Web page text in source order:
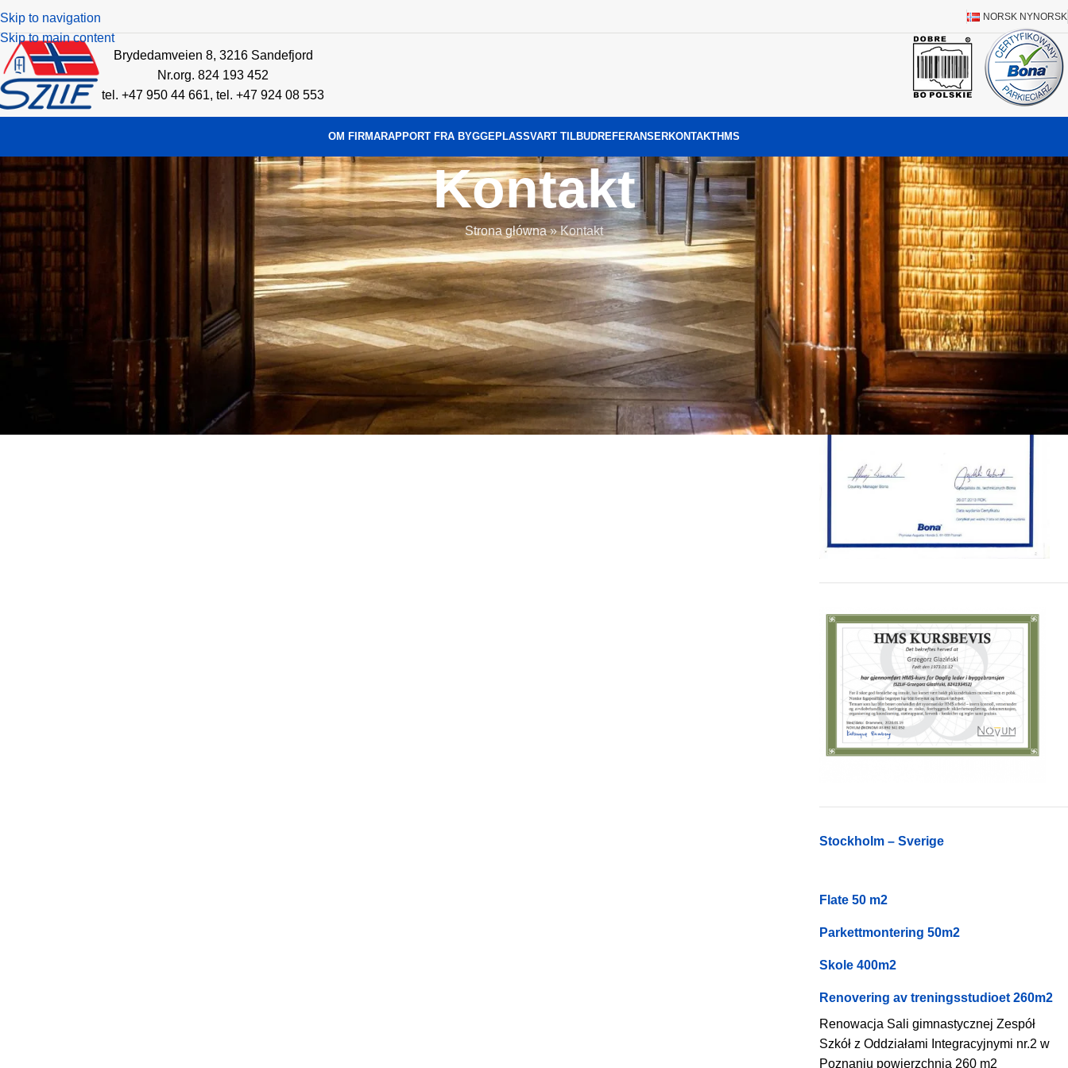
Skip to navigation
Skip to main content
NORSK NYNORSK
Brydedamveien 8, 3216 Sandefjord
Nr.org. 824 193 452
tel. +47 950 44 661, tel. +47 924 08 553
OM FIRMARAPPORT FRA BYGGEPLASSVART TILBUDREFERANSERKONTAKTHMS
Kontakt
Strona główna»Kontakt
SZLIF
Grzegorz Glaziński
Brydedamveien 8
3216 Sandefjord
Nr.org. 824 193 452
tel. +47 950 44 661
szlif@onet.pl
e-mail:
ste-var@online.com
Stockholm – Sverige
Flate 50 m2
Parkettmontering 50m2
Skole 400m2
Renovering av treningsstudioet 260m2
Renowacja Sali gimnastycznej Zespół
Szkół z Oddziałami Integracyjnymi nr.2 w
Poznaniu powierzchnia 260 m2